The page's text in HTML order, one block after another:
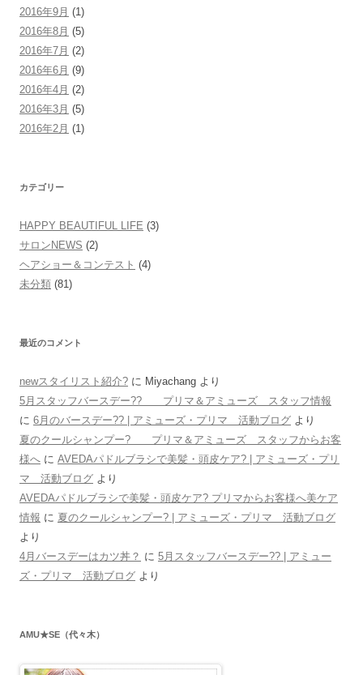
2016年9月 (1)
2016年8月 (5)
2016年7月 (2)
2016年6月 (9)
2016年4月 (2)
2016年3月 (5)
2016年2月 (1)
カテゴリー
HAPPY BEAUTIFUL LIFE (3)
サロンNEWS (2)
ヘアショー＆コンテスト (4)
未分類 (81)
最近のコメント
newスタイリスト紹介? に Miyachang より
5月スタッフバースデー?? プリマ＆アミューズ スタッフ情報
に 6月のバースデー?? | アミューズ・プリマ 活動ブログ より
夏のクールシャンプー? プリマ＆アミューズ スタッフからお客
様へ に AVEDAパドルブラシで美髪・頭皮ケア? | アミューズ・プリ
マ 活動ブログ より
AVEDAパドルブラシで美髪・頭皮ケア? プリマからお客様へ美ケア
情報 に 夏のクールシャンプー? | アミューズ・プリマ 活動ブログ
より
4月バースデーはカツ丼？ に 5月スタッフバースデー?? | アミュー
ズ・プリマ 活動ブログ より
AMU★SE（代々木）